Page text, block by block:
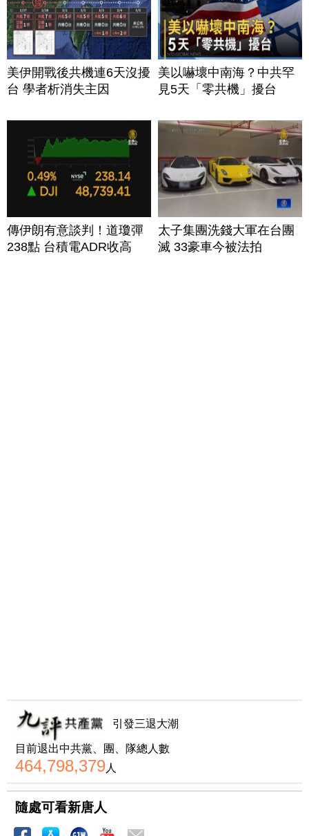
美伊開戰後共機連6天沒擾
台 學者析消失主因
美以嚇壞中南海？中共罕
見5天「零共機」擾台
傳伊朗有意談判！道瓊彈
238點 台積電ADR收高
太子集團洗錢大軍在台團
滅 33豪車今被法拍
引發三退大潮
目前退出中共黨、團、隊總人數
464,798,379人
隨處可看新唐人